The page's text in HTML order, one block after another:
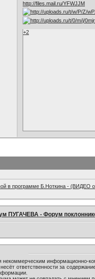
http://files.mail.ru/YFWJJM
+2
в программе Б.Ноткина - (ВИДЕО
ПУГАЧЕВА - Форум
информационно-
ответственности за